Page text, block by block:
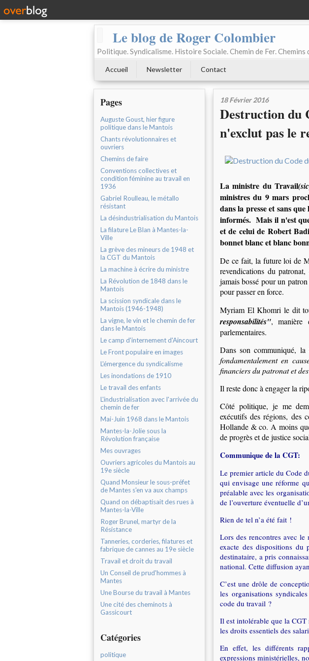
Le blog de Roger Colombier
Politique. Syndicalisme. Histoire Sociale. Chemin de Fer.
Accueil Newsletter Contact
Pages
Auguste Goust, hier figure
politique dans le Mantois
Chants révolutionnaires et
ouvriers
Chemins de faire
Conventions collectives et
condition féminine au travail en
1936
Gabriel Roulleau, le métallo
résistant
La désindustrialisation du Mantois
La filature Le Blan à Mantes-la-
Ville
La grève des mineurs de 1948 et
la CGT du Mantois
La machine à écrire du ministre
La Révolution de 1848 dans le
Mantois
La scission syndicale dans le
Mantois (1946-1948)
La vigne, le vin et le chemin de fer
dans le Mantois
Le camp d'internement d'Aincourt
Le Front populaire en images
L'émergence du syndicalisme
Les inondations de 1910
Le travail des enfants
L'industrialisation avec l'arrivée du
chemin de fer
Mai-Juin 1968 dans le Mantois
Mantes-la-Jolie sous la
Révolution française
Mes ouvrages
Ouvriers agricoles du Mantois au
19e siècle
Quand Monsieur le sous-préfet
de Mantes s'en va aux champs
Quand on débaptisait des rues à
Mantes-la-Ville
Roger Brunel, martyr de la
Résistance
Tanneries, corderies, filatures et
fabrique de cannes au 19e siècle
Travail et droit du travail
Un Conseil de prud'hommes à
Mantes
Une Bourse du travail à Mantes
Une cité des cheminots à
Gassicourt
Catégories
politique
18 Février 2016
Destruction du
n'exclut pas le
La ministre du Travail
ministres du 9 mars
dans la presse et sans
informés. Mais il n'est
et de celui de Robert
bonnet blanc et blanc
De ce fait, la future loi de
revendications du
jamais bossé pour un
pour passer en force.
Myriam El Khomri le dit
responsabilités", manière
parlementaires.
Dans son communiqué,
fondamentalement en
financiers du patronat et
Il reste donc à engager la
Côté politique, je me
exécutifs des régions, des
Hollande & co. A moins
de progrès et de justice
Communique de la CGT:
Le premier article du Code
qui envisage une réforme
préalable avec les
de l’ouverture éventuelle
Rien de tel n’a été fait !
Lors des rencontres avec
exacte des dispositions du
destinataire, a pris
national. Cette diffusion
C’est une drôle de
les organisations
code du travail ?
Il est intolérable que la CGT
les droits essentiels des
En effet, les différents
expressions ministérielles,